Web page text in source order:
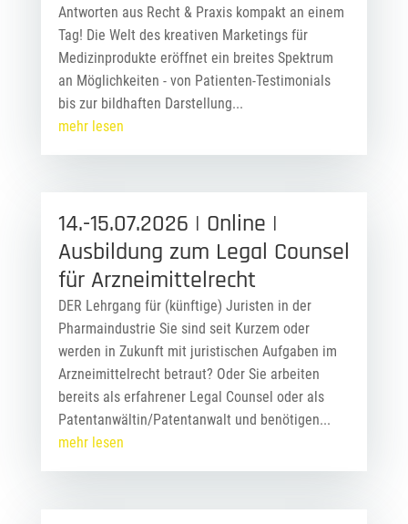
Antworten aus Recht & Praxis kompakt an einem
Tag! Die Welt des kreativen Marketings für
Medizinprodukte eröffnet ein breites Spektrum
an Möglichkeiten - von Patienten-Testimonials
bis zur bildhaften Darstellung...
mehr lesen
14.-15.07.2026 | Online |
Ausbildung zum Legal Counsel
für Arzneimittelrecht
DER Lehrgang für (künftige) Juristen in der
Pharmaindustrie Sie sind seit Kurzem oder
werden in Zukunft mit juristischen Aufgaben im
Arzneimittelrecht betraut? Oder Sie arbeiten
bereits als erfahrener Legal Counsel oder als
Patentanwältin/Patentanwalt und benötigen...
mehr lesen